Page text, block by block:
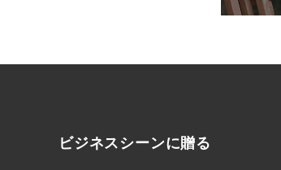
ビジネスシーンに贈る